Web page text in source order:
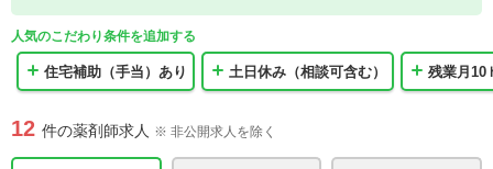
人気のこだわり条件を追加する
住宅補助（手当）あり 土日休み（相談可含む） 残業月10
12 件の薬剤師求人 ※ 非公開求人を除く